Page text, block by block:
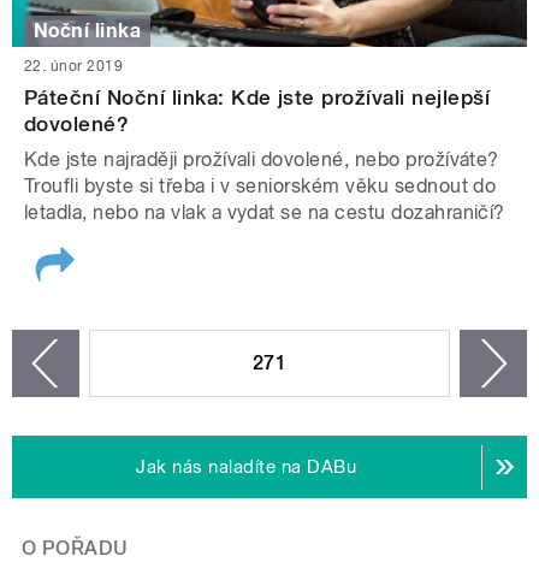
Noční linka
22. únor 2019
Páteční Noční linka: Kde jste prožívali nejlepší
dovolené?
Kde jste najraději prožívali dovolené, nebo prožíváte?
Troufli byste si třeba i v seniorském věku sednout do
letadla, nebo na vlak a vydat se na cestu dozahraničí?
271
Jak nás naladíte na DABu
O POŘADU